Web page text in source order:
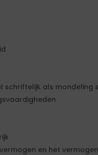
schriftelijk als mondeling
en het